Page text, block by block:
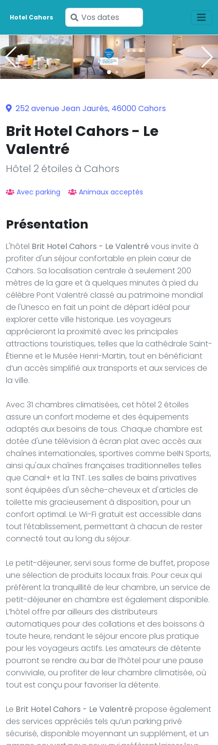
Hotel Cahors
Saisissez
vos
dates
252 avenue Jean Jaurès, 46000 Cahors
Brit Hotel Cahors - Le
Valentré
Hôtel 2 étoiles à Cahors
Avec parking Animaux acceptés
Présentation
L'hôtel Brit Hotel Cahors - Le Valentré vous invite à
profiter d'un séjour confortable en plein cœur de
Cahors. Sa localisation centrale à seulement 200
mètres de la gare et à quelques minutes à pied du
célèbre Pont Valentré classé au patrimoine mondial
de l'Unesco en fait un point de départ idéal pour
explorer cette ville historique. Les voyageurs
apprécieront la proximité avec les principales
attractions touristiques, telles que la cathédrale Saint-
Étienne et le Musée Henri-Martin, tout en bénéficiant
d’un accès simplifié aux transports et aux services de
la ville.
Avec 31 chambres climatisées, cet hôtel 2 étoiles
assure un confort moderne et des équipements
adaptés aux besoins de tous. Chaque chambre est
dotée d'une télévision à écran plat avec accès aux
chaînes internationales, sportives comme beIN Sports,
ainsi qu'aux chaînes françaises traditionnelles telles
que Canal+ et la TNT. Les salles de bains privatives
sont équipées d'un sèche-cheveux et d'articles de
toilette mis gracieusement à disposition, pour un
confort optimal. Le Wi-Fi gratuit est accessible dans
tout l’établissement, permettant à chacun de rester
connecté tout au long du séjour.
Le petit-déjeuner, servi sous forme de buffet, propose
une sélection de produits locaux frais. Pour ceux qui
préfèrent la tranquillité de leur chambre, un service de
petit-déjeuner en chambre est également disponible.
L’hôtel offre par ailleurs des distributeurs
automatiques pour des collations et des boissons à
toute heure, rendant le séjour encore plus pratique
pour les voyageurs actifs. Les amateurs de détente
pourront se rendre au bar de l’hôtel pour une pause
conviviale, ou profiter de leur chambre climatisée, où
tout est conçu pour favoriser la détente.
Le Brit Hotel Cahors - Le Valentré propose également
des services appréciés tels qu’un parking privé
sécurisé, disponible moyennant un supplément, et un